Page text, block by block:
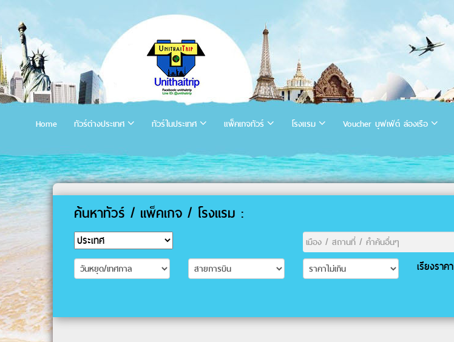
Home ทัวร์ต่างประเทศ ทัวร์ในประเทศ แพ็คเกจทัวร์ โรงแรม Voucher บุฟเฟ่ต์ ล่องเรือ
ค้นหาทัวร์ / แพ็คเกจ / โรงแรม :
เรียงราคา